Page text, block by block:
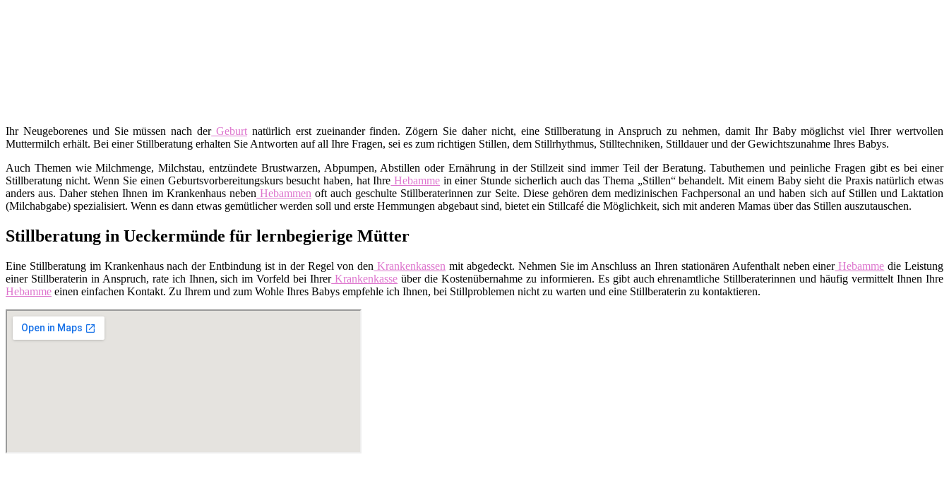
Ihr Neugeborenes und Sie müssen nach derGeburt natürlich erst zueinander finden. Zögern Sie daher nicht, eine Stillberatung in Anspruch zu nehmen, damit Ihr Baby möglichst viel Ihrer wertvollen
Muttermilch erhält. Bei einer Stillberatung erhalten Sie Antworten auf all Ihre Fragen, sei es zum richtigen Stillen, dem Stillrhythmus, Stilltechniken, Stilldauer und der Gewichtszunahme Ihres Babys.
Auch Themen wie Milchmenge, Milchstau, entzündete Brustwarzen, Abpumpen, Abstillen oder Ernährung in der Stillzeit sind immer Teil der Beratung. Tabuthemen und peinliche Fragen gibt es bei einer
Stillberatung nicht. Wenn Sie einen Geburtsvorbereitungskurs besucht haben, hat Ihre Hebamme in einer Stunde sicherlich auch das Thema „Stillen“ behandelt. Mit einem Baby sieht die Praxis natürlich etwas
anders aus. Daher stehen Ihnen im Krankenhaus neben Hebammen oft auch geschulte Stillberaterinnen zur Seite. Diese gehören dem medizinischen Fachpersonal an und haben sich auf Stillen und Laktation
(Milchabgabe) spezialisiert. Wenn es dann etwas gemütlicher werden soll und erste Hemmungen abgebaut sind, bietet ein Stillcafé die Möglichkeit, sich mit anderen Mamas über das Stillen auszutauschen.
Stillberatung in Ueckermünde für lernbegierige Mütter
Eine Stillberatung im Krankenhaus nach der Entbindung ist in der Regel von den Krankenkassen mit abgedeckt. Nehmen Sie im Anschluss an Ihren stationären Aufenthalt neben einerHebamme die Leistung
einer Stillberaterin in Anspruch, rate ich Ihnen, sich im Vorfeld bei IhrerKrankenkasse über die Kostenübernahme zu informieren. Es gibt auch ehrenamtliche Stillberaterinnen und häufig vermittelt Ihnen Ihre
Hebamme einen einfachen Kontakt. Zu Ihrem und zum Wohle Ihres Babys empfehle ich Ihnen, bei Stillproblemen nicht zu warten und eine Stillberaterin zu kontaktieren.